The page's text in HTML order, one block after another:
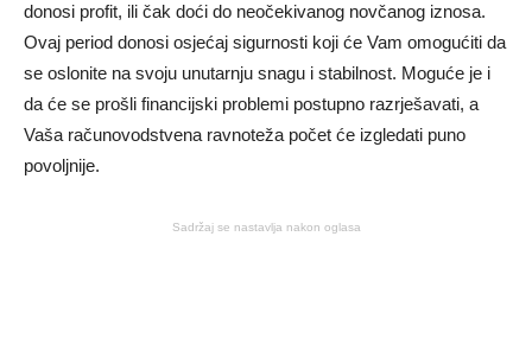
donosi profit, ili čak doći do neočekivanog novčanog iznosa.
Ovaj period donosi osjećaj sigurnosti koji će Vam omogućiti da
se oslonite na svoju unutarnju snagu i stabilnost. Moguće je i
da će se prošli financijski problemi postupno razrješavati, a
Vaša računovodstvena ravnoteža počet će izgledati puno
povoljnije.
Sadržaj se nastavlja nakon oglasa